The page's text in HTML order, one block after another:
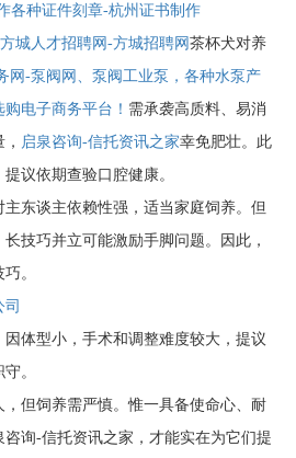
各种证件刻章-杭州证书制作
城人才招聘网-方城招聘网茶杯犬对养
网-泵阀网、泵阀工业泵，各种水泵产
电子商务平台！ 需承袭高质料、易消
启泉咨询-信托资讯之家幸免肥壮。此
议依期查验口腔健康。
东谈主依赖性强，适当家庭饲养。但
技巧并立可能激励手脚问题。因此，
。
体型小，手术和调整难度较大，提议
。
但饲养需严慎。惟一具备使命心、耐
询-信托资讯之家，才能实在为它们提